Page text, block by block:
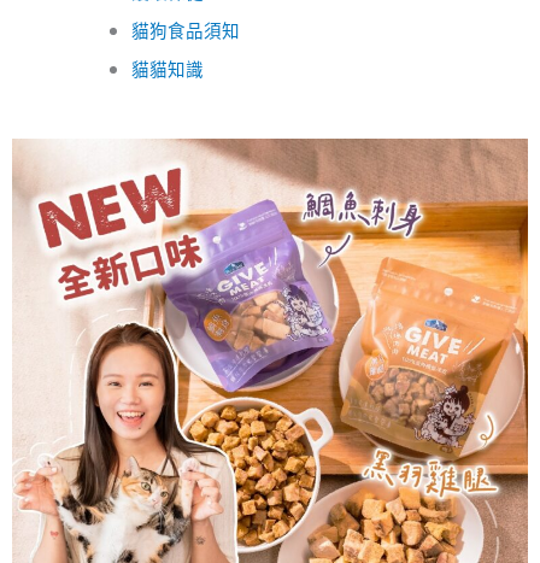
貓狗食品須知
貓貓知識